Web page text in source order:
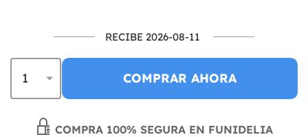
RECIBE 2026-08-11
COMPRAR AHORA
COMPRA 100% SEGURA EN FUNIDELIA